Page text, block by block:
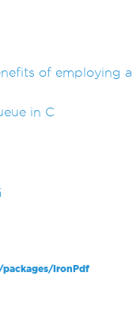
of employing a
in C
IronPdf